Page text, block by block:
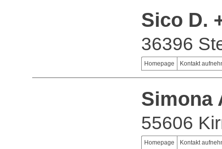
Sico D.
36396
Homepage Kontakt
Simona
55606
Homepage Kontakt